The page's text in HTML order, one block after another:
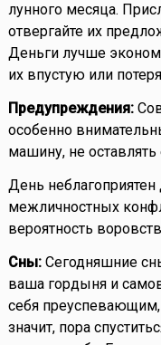
лунного месяца.
отвергайте их
Деньги лучше
их впустую или
Предупреждения:
особенно
машину, не
День
межличностных
вероятность
Сны:Сегодняшние
ваша гордыня и
себя
значит, пора